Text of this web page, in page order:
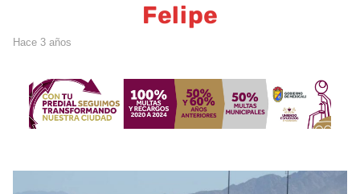
Felipe
hace 3 años